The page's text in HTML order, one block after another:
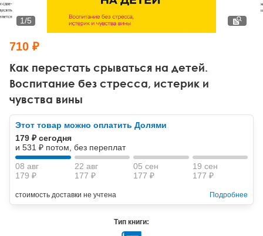
Тревожные расстройства, панические атаки
Психодрама
Другие направления психотерапии
Классический, эриксоновский гипноз и НЛП
НЛП
Психология труда и эргономика
Социальная психология
Социальная и организационная психология
Классический и юнгианский психоанализ
Как перестать срываться на детей.
Воспитание без стресса, истерик и
чувства вины
1/5
710 ₽
Этот товар можно оплатить Долями
179 ₽ сегодня
и 531 ₽ потом, без переплат
08 авг
179 ₽
22 авг
177 ₽
05 сен
177 ₽
19 сен
177 ₽
стоимость доставки не учтена Подробнее
Тип книги: